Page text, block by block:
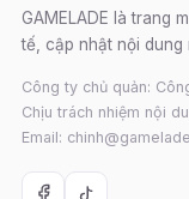
GAMELADE là trang
tế, cập nhật nội dung
Công ty chủ quản:
Chịu trách nhiệm nội
Email: